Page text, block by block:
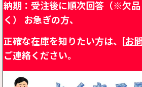
納期：受注後に順次回答（※欠
く）
お急ぎの方、
正確な在庫を知りたい方は、[お
ご連絡ください。